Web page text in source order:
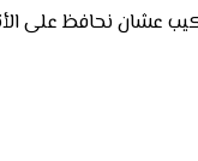
عشان نحافظ على